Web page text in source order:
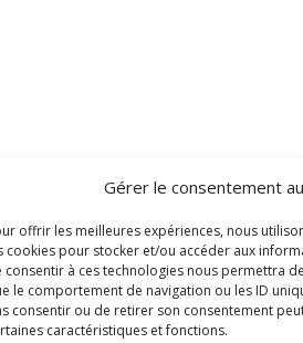
Gérer le consentement
offrir les meilleures expériences, nous
cookies pour stocker et/ou accéder aux
consentir à ces technologies nous permettra
le comportement de navigation ou les ID
consentir ou de retirer son consentement
caractéristiques et fonctions.